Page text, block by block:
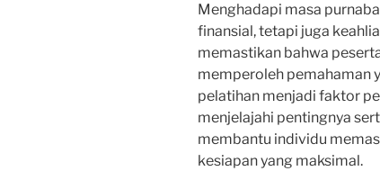
Menghadapi masa
finansial, tetapi juga
memastikan bahwa
memperoleh pemahaman
pelatihan menjadi faktor
menjelajahi pentingnya
membantu individu
kesiapan yang maksimal.